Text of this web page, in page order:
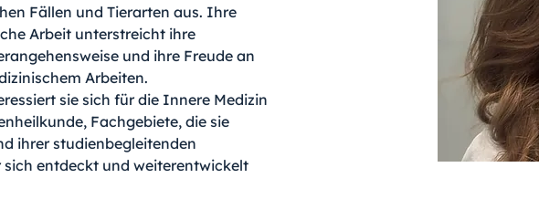
Fällen und Tierarten aus. Ihre
Arbeit unterstreicht ihre
und ihre Freude an
Arbeiten.
sie sich für die Innere Medizin
Fachgebiete, die sie
ihrer studienbegleitenden
sich entdeckt und weiterentwickelt